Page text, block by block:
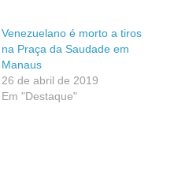
Venezuelano é morto a tiros
na Praça da Saudade em
Manaus
26 de abril de 2019
Em "Destaque"